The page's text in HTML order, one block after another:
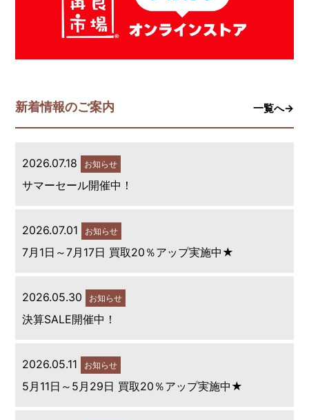
新着情報のご案内 一覧へ→
2026.07.18 お知らせ
サマーセール開催中！
2026.07.01 お知らせ
7月1日～7月17日 買取20％アップ実施中★
2026.05.30 お知らせ
決算SALE開催中！
2026.05.11 お知らせ
5月11日～5月29日 買取20％アップ実施中★